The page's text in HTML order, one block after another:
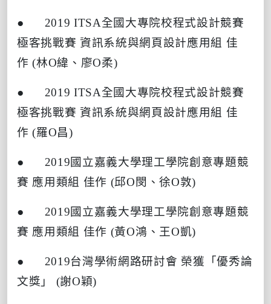
● 2019 ITSA全國大專院校程式設計競賽
極客挑戰賽 資訊系統與網頁設計應用組 佳
作 (林O緯、廖O柔)
● 2019 ITSA全國大專院校程式設計競賽
極客挑戰賽 資訊系統與網頁設計應用組 佳
作 (羅O昌)
● 2019國立嘉義大學理工學院創意專題競
賽 應用類組 佳作 (邱O 閔、徐O敦)
● 2019國立嘉義大學理工學院創意專題競
賽 應用類組 佳作 (黃O鴻、王O凱)
● 2019台灣學術網路研討會 榮獲「優秀論
文獎」
(謝O穎)